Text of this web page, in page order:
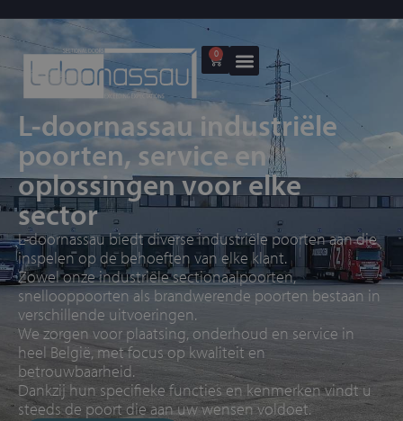
0
L-doornassau industriële
poorten, service en
oplossingen voor elke
sector
L-doornassau biedt diverse industriële poorten aan die
inspelen op de behoeften van elke klant.
Zowel onze industriële sectionaalpoorten,
snellooppoorten als brandwerende poorten bestaan in
verschillende uitvoeringen.
We zorgen voor plaatsing, onderhoud en service in
heel België, met focus op kwaliteit en
betrouwbaarheid.
Dankzij hun specifieke functies en kenmerken vindt u
steeds de poort die aan uw wensen voldoet.